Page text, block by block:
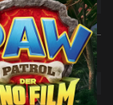
Digital 2D